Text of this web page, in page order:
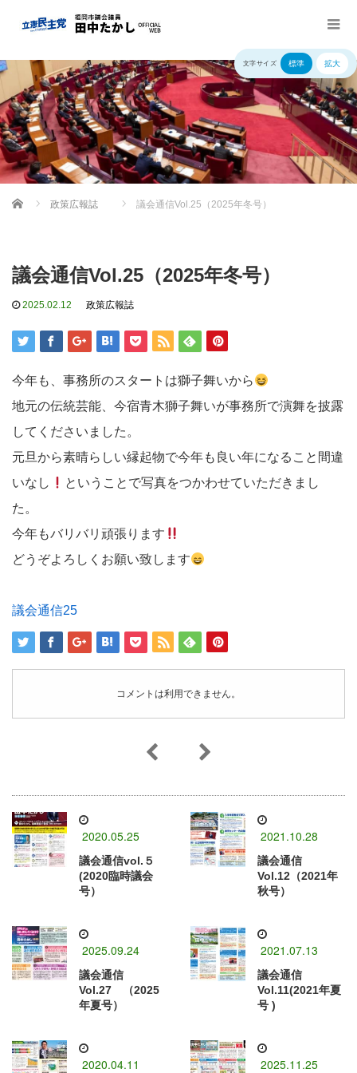
文字サイズ 標準 拡大
Home 政策広報誌 議会通信Vol.25（2025年冬号）
議会通信Vol.25（2025年冬号）
2025.02.12 政策広報誌
今年も、事務所のスタートは獅子舞いから
地元の伝統芸能、今宿青木獅子舞いが事務所で演舞を披露
してくださいました。
元旦から素晴らしい縁起物で今年も良い年になること間違
いなし
ということで写真をつかわせていただきまし
た。
今年もバリバリ頑張ります
どうぞよろしくお願い致します
議会通信25
コメントは利用できません。
2020.05.25
議会通信vol.５
(2020臨時議会
号）
2021.10.28
議会通信
Vol.12（2021年
秋号）
2025.09.24
議会通信
Vol.27 （2025
年夏号）
2021.07.13
議会通信
Vol.11(2021年夏
号 )
2020.04.11 2025.11.25